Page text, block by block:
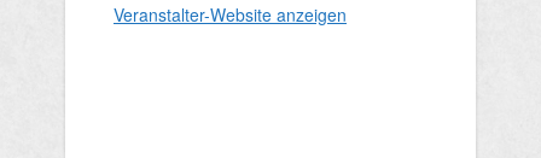
Veranstalter-Website anzeigen